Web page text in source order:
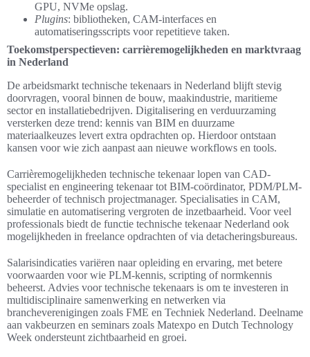
GPU, NVMe opslag.
Plugins: bibliotheken, CAM-interfaces en
automatiseringsscripts voor repetitieve taken.
Toekomstperspectieven: carrièremogelijkheden en marktvraag
in Nederland
De arbeidsmarkt technische tekenaars in Nederland blijft stevig
doorvragen, vooral binnen de bouw, maakindustrie, maritieme
sector en installatiebedrijven. Digitalisering en verduurzaming
versterken deze trend: kennis van BIM en duurzame
materiaalkeuzes levert extra opdrachten op. Hierdoor ontstaan
kansen voor wie zich aanpast aan nieuwe workflows en tools.
Carrièremogelijkheden technische tekenaar lopen van CAD-
specialist en engineering tekenaar tot BIM-coördinator, PDM/PLM-
beheerder of technisch projectmanager. Specialisaties in CAM,
simulatie en automatisering vergroten de inzetbaarheid. Voor veel
professionals biedt de functie technische tekenaar Nederland ook
mogelijkheden in freelance opdrachten of via detacheringsbureaus.
Salarisindicaties variëren naar opleiding en ervaring, met betere
voorwaarden voor wie PLM-kennis, scripting of normkennis
beheerst. Advies voor technische tekenaars is om te investeren in
multidisciplinaire samenwerking en netwerken via
brancheverenigingen zoals FME en Techniek Nederland. Deelname
aan vakbeurzen en seminars zoals Matexpo en Dutch Technology
Week ondersteunt zichtbaarheid en groei.